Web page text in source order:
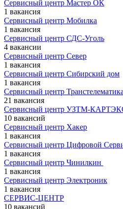
Сервисный центр Мастер ОК
1 вакансия
Сервисный центр Мобилка
1 вакансия
Сервисный центр СДС-Уголь
4 вакансии
Сервисный центр Север
1 вакансия
Сервисный центр Сибирский дом
1 вакансия
Сервисный центр Транстелематика
21 вакансия
Сервисный центр УЗТМ-
10 вакансий
Сервисный центр Хакер
1 вакансия
Сервисный центр Цифровой
1 вакансия
Сервисный центр Чинилкин ​
1 вакансия
Сервисный центр Электроник
1 вакансия
СЕРВИС-ЦЕНТР
10 вакансий